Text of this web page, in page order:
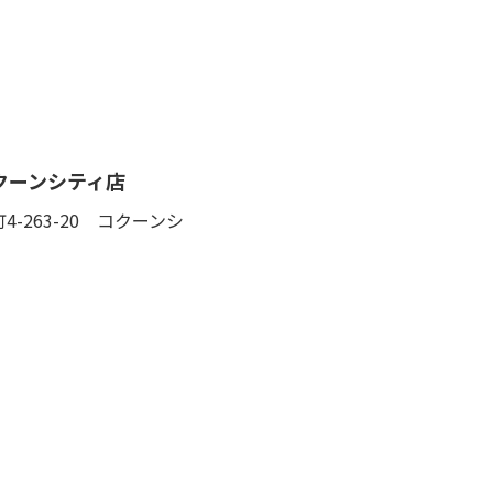
ーンシティ店
4-263-20 コクーンシ